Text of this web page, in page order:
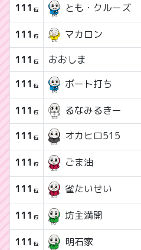
111 位 とも・クルーズ
111 位 マカロン
111 位 おおしま
111 位 ボート打ち
111 位 るなみるきー
111 位 オカヒロ515
111 位 ごま油
111 位 雀たいせい
111 位 坊主満開
111 位 明石家